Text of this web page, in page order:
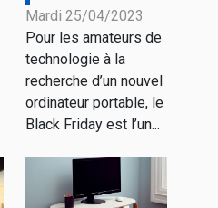
MacBook : à
quoi
s’attendre
comme
promotions ?
Mardi 25/04/2023
Pour les amateurs de
technologie à la
recherche d’un nouvel
ordinateur portable, le
Black Friday est l’un...